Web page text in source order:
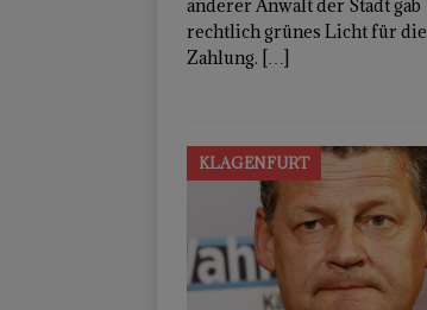
anderer Anwalt der Stadt gab
rechtlich grünes Licht für die
Zahlung. […]
KLAGENFURT